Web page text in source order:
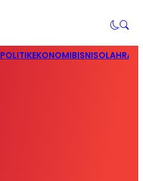
POLITIKEKONOMIBISNIS